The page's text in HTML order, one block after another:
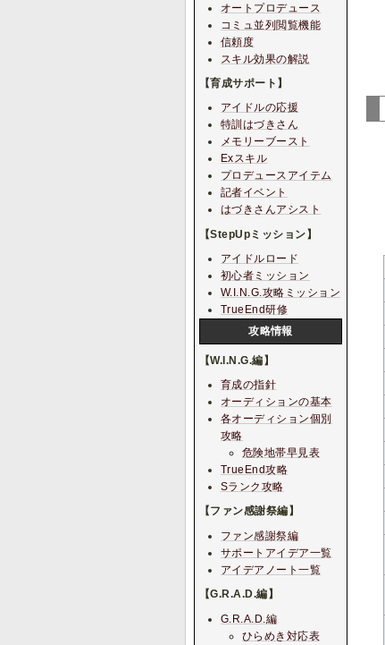
オートプロデュース
コミュ並列閲覧機能
信頼度
スキル効果の解説
【育成サポート】
アイドルの応援
特訓はづきさん
メモリーブースト
Exスキル
プロデュースアイテム
記者イベント
はづきさんアシスト
【StepUpミッション】
アイドルロード
初心者ミッション
W.I.N.G.攻略ミッション
TrueEnd研修
攻略情報
【W.I.N.G.編】
育成の指針
オーディションの基本
各オーディション個別
攻略
危険地帯早見表
TrueEnd攻略
Sランク攻略
【ファン感謝祭編】
ファン感謝祭編
サポートアイデア一覧
アイデアノート一覧
【G.R.A.D.編】
G.R.A.D.編
ひらめき対応表